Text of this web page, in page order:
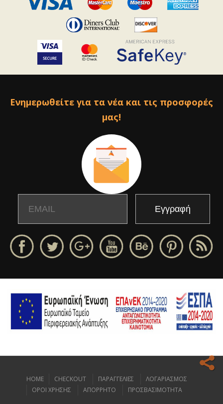
Ενημερωθείτε για τα νέα και τις προσφορές
μας!
Ο ιστοχώρος μας κάνει χρήση cookies για να σας προσφέρει την
HOME CHECKOUT ΠΑΡΑΓΓΕΛΙΕΣ
ΛΟΓΑΡΙΑΣΜΟΣ
ΟΡΟΙ ΧΡΗΣΗΣ
ΑΠΟΡΡΗΤΟ ΠΡΟΣΒΑΣΙΜΟΤΗΤΑ